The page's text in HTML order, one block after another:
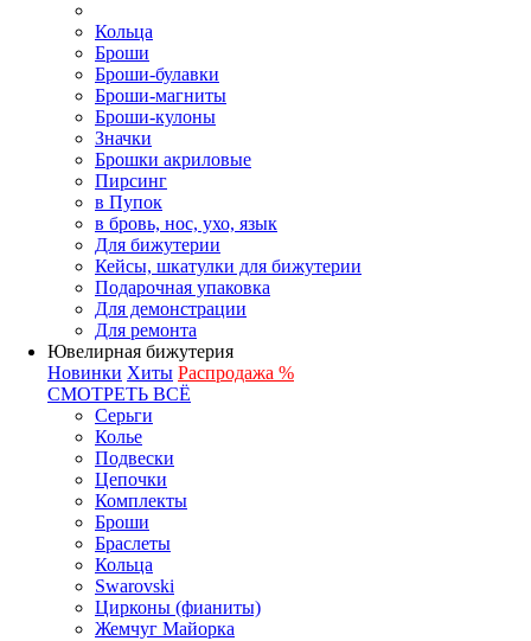
Кольца
Броши
Броши-булавки
Броши-магниты
Броши-кулоны
Значки
Брошки акриловые
Пирсинг
в Пупок
в бровь, нос, ухо, язык
Для бижутерии
Кейсы, шкатулки для бижутерии
Подарочная упаковка
Для демонстрации
Для ремонта
Ювелирная бижутерия
Новинки Хиты Распродажа %
СМОТРЕТЬ ВСЁ
Серьги
Колье
Подвески
Цепочки
Комплекты
Броши
Браслеты
Кольца
Swarovski
Цирконы (фианиты)
Жемчуг Майорка